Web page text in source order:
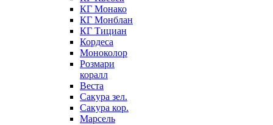
КГ Монако
КГ Монблан
КГ Тициан
Кордеса
Моноколор
Розмари
коралл
Веста
Сакура зел.
Сакура кор.
Марсель